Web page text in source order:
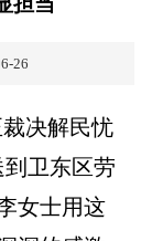
26
决解民忧
卫东区劳
女士用这